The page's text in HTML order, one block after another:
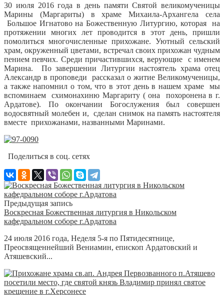
30 июля 2016 года в день памяти Святой великомученицы
Марины (Маргариты) в храме Михаила-Архангела села
Большое Игнатово на Божественную Литургию, которая на
протяжении многих лет проводится в этот день, пришли
помолиться многочисленные прихожане. Уютный сельский
храм, окруженный цветами, встречал своих прихожан чудным
пением певчих. Среди причастившихся, верующие с именем
Марина. По завершении Литургии настоятель храма отец
Александр в проповеди рассказал о житие Великомученицы,
а также напомнил о том, что в этот день в нашем храме мы
вспоминаем схимонахиню Маргариту ( она похоронена в г.
Ардатове). По окончании Богослужения был совершен
водосвятный молебен и, сделан снимок на память настоятеля
вместе прихожанами, названными Маринами.
Поделиться в соц. сетях
Предыдущая запись
Воскресная Божественная литургия в Никольском
кафедральном соборе г.Ардатова
24 июля 2016 года, Неделя 5-я по Пятидесятнице,
Преосвященнейший Вениамин, епископ Ардатовский и
Атяшевский...